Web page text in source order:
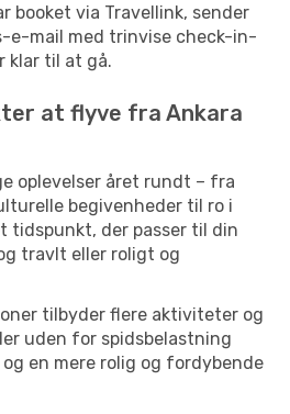
booket via Travellink, sender
e-mail med trinvise check-in-
klar til at gå.
at flyve fra Ankara
oplevelser året rundt – fra
begivenheder til ro i
tidspunkt, der passer til din
travlt eller roligt og
tilbyder flere aktiviteter og
uden for spidsbelastning
en mere rolig og fordybende